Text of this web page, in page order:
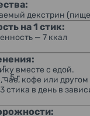
декстрин
на 1 стик:
— 7 ккал
5 г
вместе с едой.
чае, кофе или
стика в день в